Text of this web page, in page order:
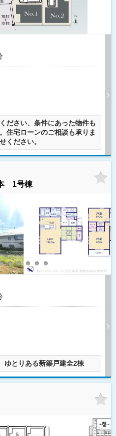
ださい、条件にあった物件も
住宅ローンのご相談も承りま
ください。
1号棟
ゆとりある新築戸建全2棟